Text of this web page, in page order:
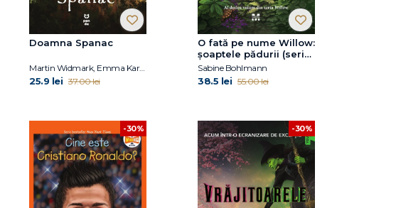
Doamna Spanac
Martin Widmark, Emma Karinsdotter
25.9 lei 37.00 lei
O fată pe nume Willow:
şoaptele pădurii (seria
Willow, vol. 2)
Sabine Bohlmann
38.5 lei 55.00 lei
-30% -30%